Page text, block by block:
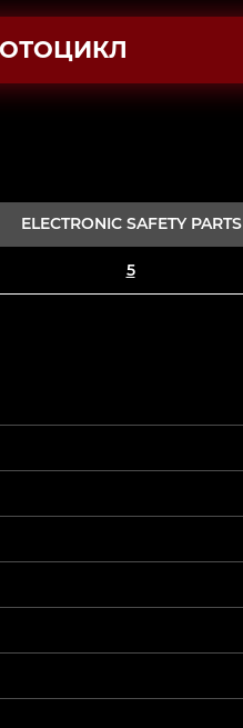
ELECTRONIC SAFETY PARTS
5